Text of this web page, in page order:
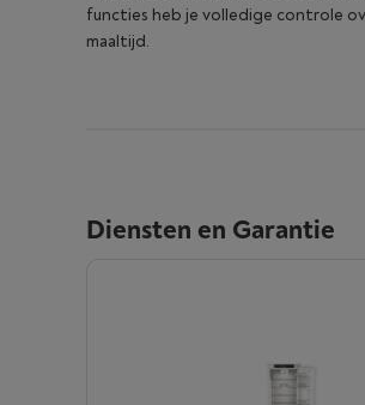
functies heb je volledige controle
maaltijd.
Diensten en Garantie